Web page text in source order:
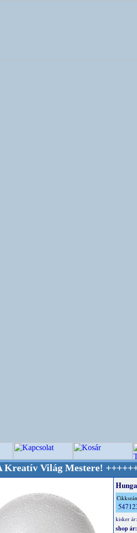
Mestere! +++++++
kisker
shop ár: